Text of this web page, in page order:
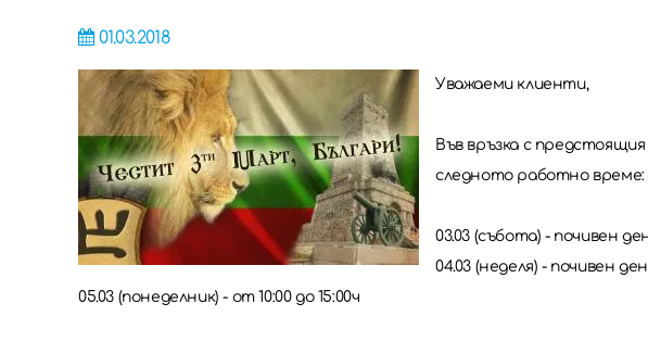
01.03.2018
Уважаеми клиенти,
Във връзка с
следното работно време:
03.03 (събота) - почивен
04.03 (неделя) - почивен ден
05.03 (понеделник) - от 10:00 до 15:00ч